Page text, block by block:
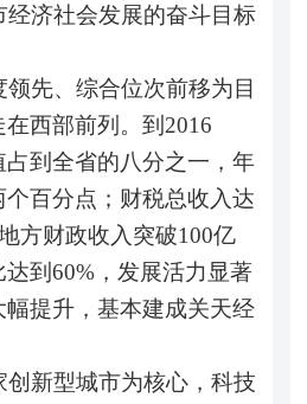
济社会发展的奋斗目标
先、综合位次前移为目
西部前列。到2016
到全省的八分之一，年
百分点；财税总收入达
方财政收入突破100亿
到60%，发展活力显著
提升，基本建成关天经
新型城市为核心，科技